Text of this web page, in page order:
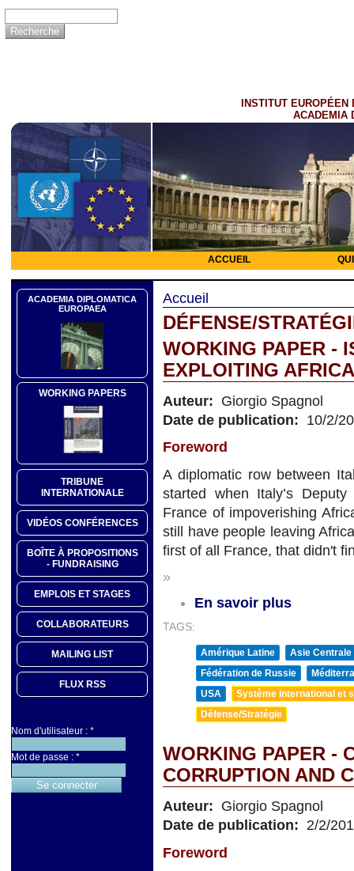
INSTITUT EUROPÉEN
ACADEMIA
ACCUEIL
ACADEMIA DIPLOMATICA
EUROPAEA
WORKING PAPERS
TRIBUNE
INTERNATIONALE
VIDÉOS CONFÉRENCES
BOÎTE À PROPOSITIONS
- FUNDRAISING
EMPLOIS ET STAGES
COLLABORATEURS
MAILING LIST
FLUX RSS
Nom d'utilisateur : *
Mot de passe : *
Accueil
DÉFENSE/
WORKING PAPER -
EXPLOITING
Auteur: Giorgio Spagnol
Date de publication: 10/2/
Foreword
A diplomatic row between
started when Italy’s
France of impoverishing
still have people leaving
first of all France, that didn't
»
En savoir plus
TAGS:
Amérique Latine
Asie Centrale
Fédération de Russie
USA
Système international et
Défense/Stratégie
WORKING PAPER -
CORRUPTION AND
Auteur: Giorgio Spagnol
Date de publication: 2/2/
Foreword